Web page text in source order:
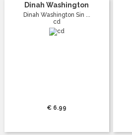
Dinah Washington
Dinah Washington Sin ...
cd
€ 6.99